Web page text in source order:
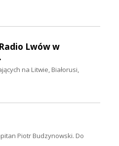
Lwów w
na Litwie, Białorusi,
Piotr Budzynowski. Do